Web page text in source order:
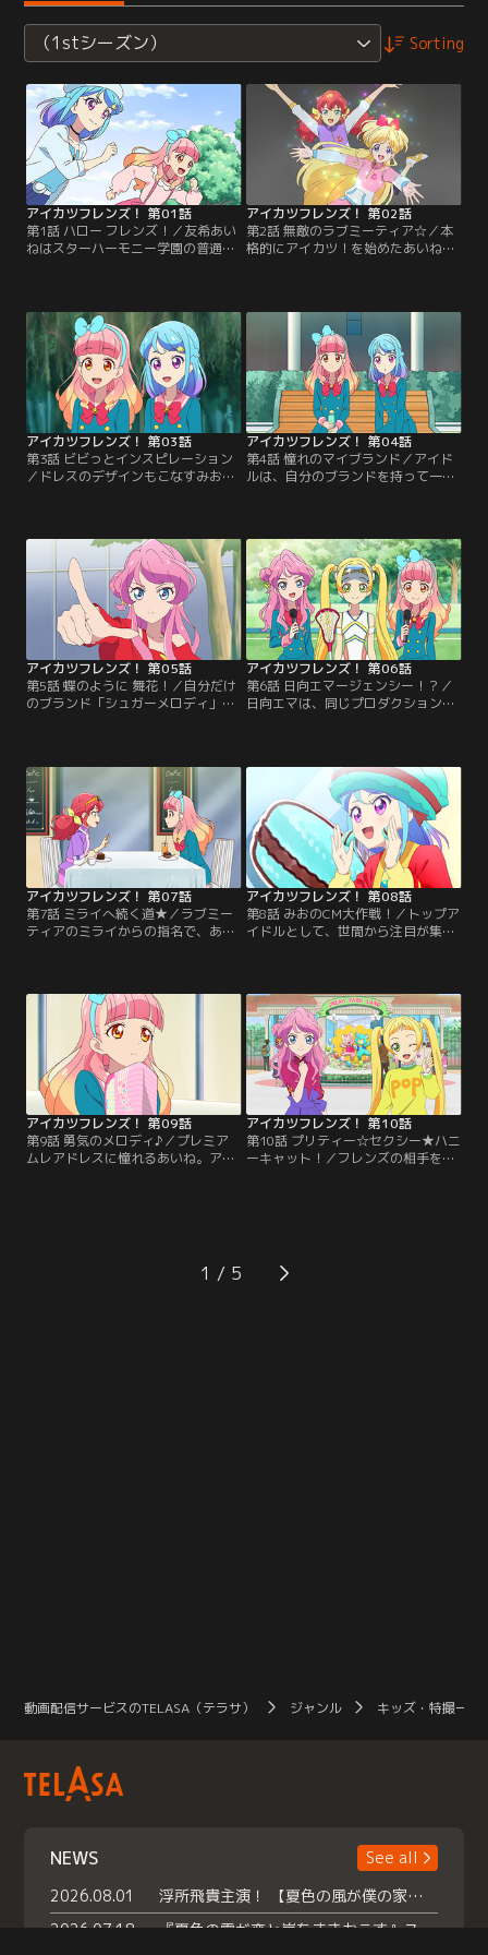
（1stシーズン） Sorting
アイカツフレンズ！ 第01話
第1話 ハロー フレンズ！／友希あい
ねはスターハーモニー学園の普通科
得意なあいねは、すぐにみおとも仲
良くなるが、みおからのお願いを引
き受けたら、なんと一緒にアイカ
ツ！のステージに立つことに…！？
【提供：バンダイチャンネル】
アイカツフレンズ！ 第02話
第2話 無敵のラブミーティア☆／本
格的にアイカツ！を始めたあいね。
仕事をもらってワクワクしていた。
お仕事現場で待っていたのは、アイ
カツ界の頂点に君臨するトップアイ
ドルユニットであり、ダイヤモンド
フレンズと呼ばれる「ラブミーティ
ア」の神城カレンと…。【提供：バ
ンダイチャンネル】
アイカツフレンズ！ 第03話
第3話 ビビっとインスピレーション
／ドレスのデザインもこなすみお
「何か足りない」とドレスのデザイ
ンに納得できておらず--そんな時、
あいねがみおの“一日限定の付き
人”をすることに。みおは納得のい
くプレミアムレアドレスを完成でき
るのか！？【提供：バンダイチャン
アイカツフレンズ！ 第04話
第4話 憧れのマイブランド／アイド
ルは、自分のブランドを持って一人
自分に合うブランドを探すことに。
いろんなブランドをあたるも、中々
うまくいかない。そんなとき、あい
ねは運命の出会いを果たす！【提
供：バンダイチャンネル】
アイカツフレンズ！ 第05話
第5話 蝶のように 舞花！／自分だけ
のブランド「シュガーメロディ」を
に応募する。そこで出会ったのは、
お祭り好きなアイドル・蝶乃舞花！
あいねは舞花とも友達になれるのか-
-！？【提供：バンダイチャンネル】
アイカツフレンズ！ 第06話
第6話 日向エマージェンシー！？／
日向エマは、同じプロダクション所
中々周囲と打ち解けられず、戸惑い
の連続。どうやら気になっているこ
とがあるみたいで……？【提供：バ
ンダイチャンネル】
アイカツフレンズ！ 第07話
第7話 ミライへ続く道★／ラブミー
ティアのミライからの指名で、あい
に、ミスを連発してしまう。そんな
あいねを外に連れ出すミライ。ミラ
イ流の励ましとは！？【提供：バン
ダイチャンネル】
アイカツフレンズ！ 第08話
第8話 みおのCM大作戦！／トップア
イドルとして、世間から注目が集ま
撮影がはじまるとびっくり！CMの
楽曲は、マカロンのイメージとはか
け離れた「音頭」！？みおは期待さ
れた通り、このCMで「ビックバ
ン」を起こすことができるのか？
【提供：バンダイチャンネル】
アイカツフレンズ！ 第09話
第9話 勇気のメロディ♪／プレミア
ムレアドレスに憧れるあいね。アイ
企画する。張り切るあいねだが-
-！？【提供：バンダイチャンネル】
アイカツフレンズ！ 第10話
第10話 プリティー☆セクシー★ハニ
ーキャット！／フレンズの相手を探
だ相手は一体誰！？【提供：バンダ
イチャンネル】
1
動画配信サービスのTELASA（テラサ） ジャンル キッズ・特撮一覧
NEWS
See all
2026.08.01
浮所飛貴主演！ 【夏色の風が僕の家にやってきた】 本日よりテラサで独占配信スタート！
2026.07.18
『夏色の雲が恋と嵐をまきおこす』スペシャルメイキング 【Part1】2026年７月18日（土）23時30分～配信スタート！話題のシーンの裏側を大公開！豪華キャスト大集合！ 『武宮家 真夏の家族会議』開催！